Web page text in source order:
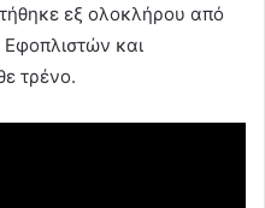
εξ ολοκλήρου από
και
τρένο.